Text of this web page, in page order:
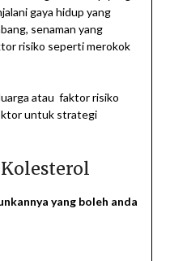
gaya hidup yang
senaman yang
risiko seperti merokok
atau faktor risiko
untuk strategi
yang boleh anda